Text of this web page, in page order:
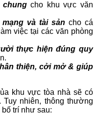
cho khu vực văn
và tài sản cho cá
việc tại các văn phòng
thực hiện đúng quy
thiện, cởi mở & giúp
khu vực tòa nhà sẽ có
nhiên, thông thường
trí như sau: